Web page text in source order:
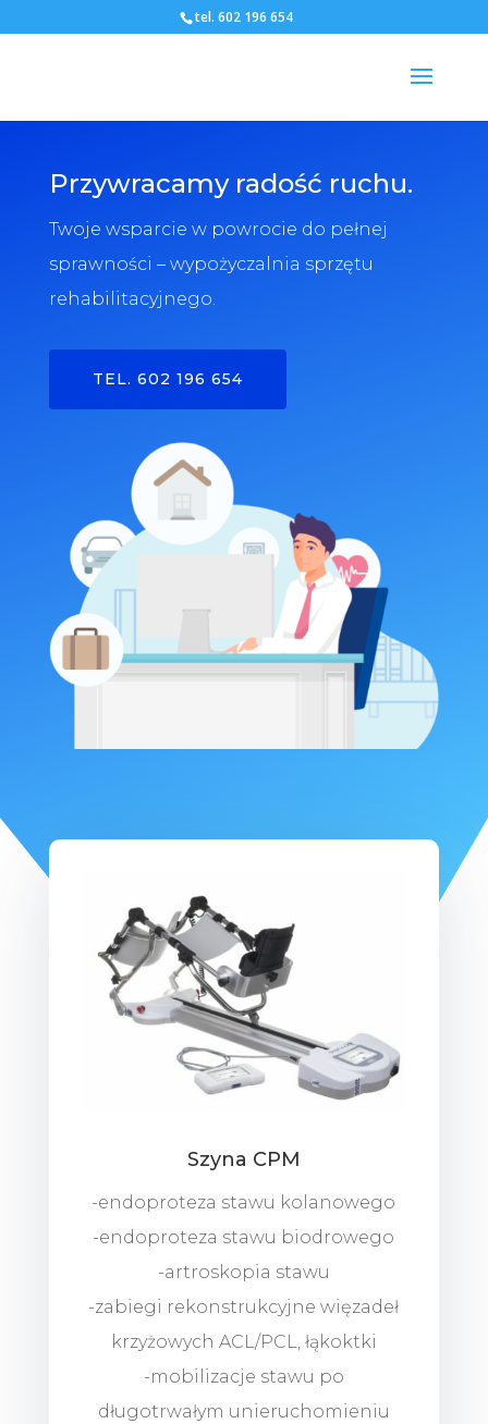
tel. 602 196 654
Przywracamy radość ruchu.
Twoje wsparcie w powrocie do pełnej
sprawności – wypożyczalnia sprzętu
rehabilitacyjnego.
TEL. 602 196 654
Szyna CPM
-endoproteza stawu kolanowego
-endoproteza stawu biodrowego
-artroskopia stawu
-zabiegi rekonstrukcyjne więzadeł
krzyżowych ACL/PCL, łąkoktki
-mobilizacje stawu po
długotrwałym unieruchomieniu